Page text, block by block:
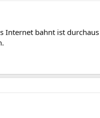
Internet bahnt ist